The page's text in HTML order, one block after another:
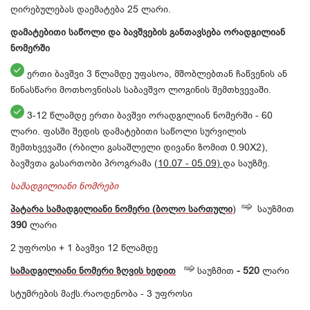
ღირებულებას დაემატება 25 ლარი.
დამატებითი საწოლი და ბავშვების განთავსება ორადგილიან
ნომერში
ერთი ბავშვი 3 წლამდე უფასოა, მშობლებთან ჩაწვენის ან
წინასწარი მოთხოვნისას საბავშვო ლოგინის შემთხვევაში.
3-12 წლამდე ერთი ბავშვი ორადგილიან ნომერში - 60
ლარი. ფასში შედის დამატებითი საწოლი სურვილის
შემთხვევაში (რბილი გასაშლელი დივანი ზომით 0.90X2),
ბავშვთა გასართობი პროგრამა (10.07 - 05.09) და საუზმე.
სამადგილიანი ნომრები
პატარა სამადგილიანი ნომერი (ბოლო სართული)
საუზმით
390 ლარი
2 უფროსი + 1 ბავშვი 12 წლამდე
სამადგილიანი ნომერი ზღვის ხედით საუზმით - 520 ლარი
სტუმრების მაქს.რაოდენობა - 3 უფროსი